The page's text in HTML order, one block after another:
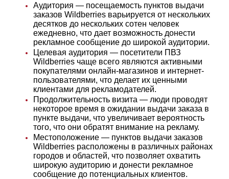
Аудитория — посещаемость пунктов выдачи
заказов Wildberries варьируется от нескольких
десятков до нескольких сотен человек
ежедневно, что дает возможность донести
рекламное сообщение до широкой аудитории.
Целевая аудитория — посетители ПВЗ
Wildberries чаще всего являются активными
покупателями онлайн-магазинов и интернет-
пользователями, что делает их ценными
клиентами для рекламодателей.
Продолжительность визита — люди проводят
некоторое время в ожидании выдачи заказа в
пункте выдачи, что увеличивает вероятность
того, что они обратят внимание на рекламу.
Местоположение — пунктов выдачи заказов
Wildberries расположены в различных районах
городов и областей, что позволяет охватить
широкую аудиторию и донести рекламное
сообщение до потенциальных клиентов.